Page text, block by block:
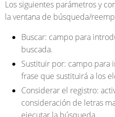
Los siguientes parámetros y
la ventana de búsqueda/
Buscar: campo para
buscada.
Sustituir por: campo para
frase que sustituirá a los
Considerar el registro:
consideración de letras
ejecutar la búsqueda.